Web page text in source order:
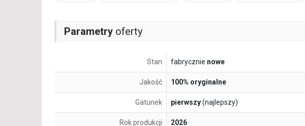
Parametry oferty
Stan fabrycznie nowe
Jakość 100% oryginalne
Gatunek pierwszy(najlepszy)
Rok produkcji 2026